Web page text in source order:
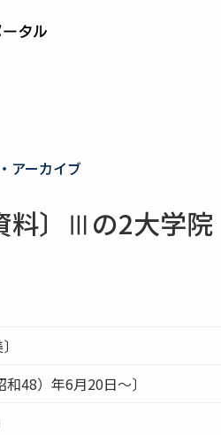
アーカイブ
料〕Ⅲの2大学
和48）年6月20日～〕